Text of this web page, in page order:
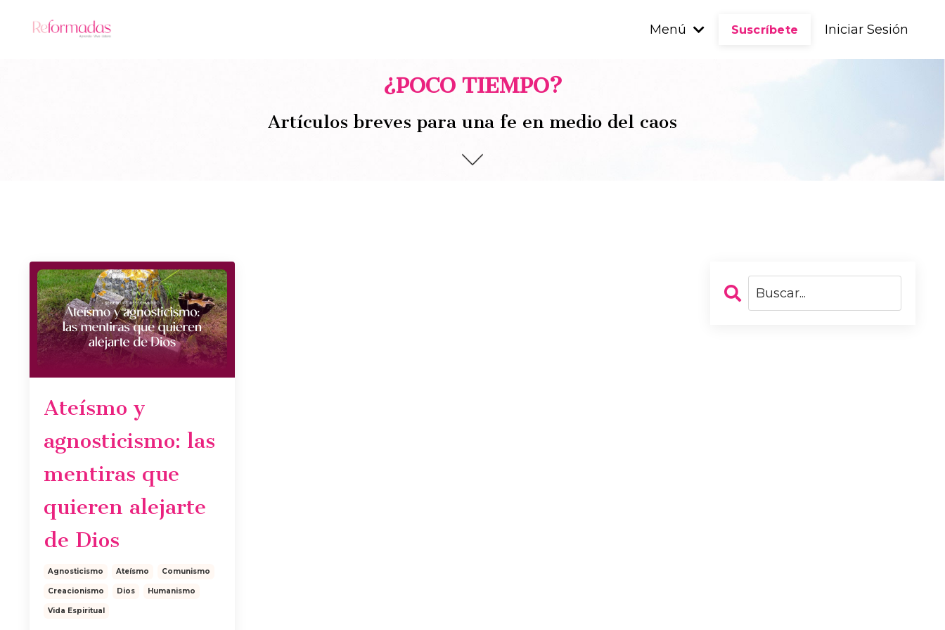
Menú Suscríbete Iniciar Sesión
¿POCO TIEMPO?
Artículos breves para una fe en medio del caos
Ateísmo y
agnosticismo: las
mentiras que
quieren alejarte
de Dios
Agnosticismo Ateísmo Comunismo
Creacionismo Dios Humanismo
Vida Espiritual